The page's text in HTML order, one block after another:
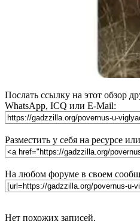
Послать ссылку на этот обзор
WhatsApp, ICQ или E-Mail:
Разместить у себя на ресурсе
На любом форуме в своем
Нет похожих записей.